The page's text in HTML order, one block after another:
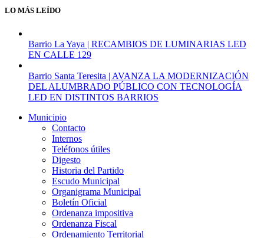
LO MÁS LEÍDO
Barrio La Yaya | RECAMBIOS DE LUMINARIAS LED
EN CALLE 129
Barrio Santa Teresita | AVANZA LA MODERNIZACIÓN
DEL ALUMBRADO PÚBLICO CON TECNOLOGÍA
LED EN DISTINTOS BARRIOS
Municipio
Contacto
Internos
Teléfonos útiles
Digesto
Historia del Partido
Escudo Municipal
Organigrama Municipal
Boletín Oficial
Ordenanza impositiva
Ordenanza Fiscal
Ordenamiento Territorial